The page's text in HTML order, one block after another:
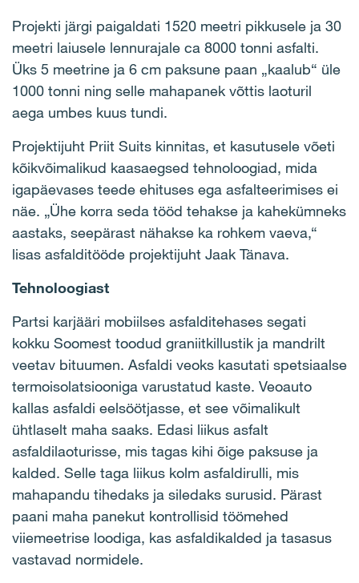
Projekti järgi paigaldati 1520 meetri pikkusele ja 30
meetri laiusele lennurajale ca 8000 tonni asfalti.
Üks 5 meetrine ja 6 cm paksune paan „kaalub“ üle
1000 tonni ning selle mahapanek võttis laoturil
aega umbes kuus tundi.
Projektijuht Priit Suits kinnitas, et kasutusele võeti
kõikvõimalikud kaasaegsed tehnoloogiad, mida
igapäevases teede ehituses ega asfalteerimises ei
näe. „Ühe korra seda tööd tehakse ja kahekümneks
aastaks, seepärast nähakse ka rohkem vaeva,“
lisas asfalditööde projektijuht Jaak Tänava.
Tehnoloogiast
Partsi karjääri mobiilses asfalditehases segati
kokku Soomest toodud graniitkillustik ja mandrilt
veetav bituumen. Asfaldi veoks kasutati spetsiaalse
termoisolatsiooniga varustatud kaste. Veoauto
kallas asfaldi eelsöötjasse, et see võimalikult
ühtlaselt maha saaks. Edasi liikus asfalt
asfaldilaoturisse, mis tagas kihi õige paksuse ja
kalded. Selle taga liikus kolm asfaldirulli, mis
mahapandu tihedaks ja siledaks surusid. Pärast
paani maha panekut kontrollisid töömehed
viiemeetrise loodiga, kas asfaldikalded ja tasasus
vastavad normidele.